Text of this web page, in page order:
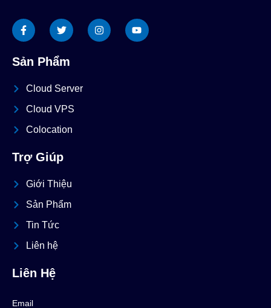
Sản Phẩm
Cloud Server
Cloud VPS
Colocation
Trợ Giúp
Giới Thiệu
Sản Phẩm
Tin Tức
Liên hệ
Liên Hệ
Email